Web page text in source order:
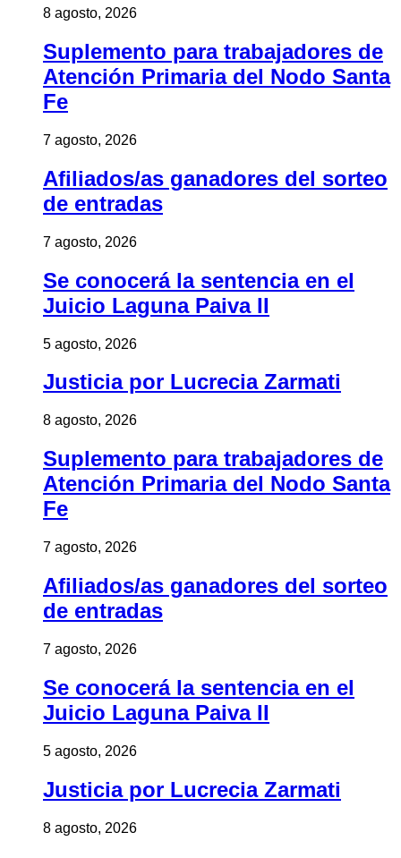
8 agosto, 2026
Suplemento para trabajadores de
Atención Primaria del Nodo Santa
Fe
7 agosto, 2026
Afiliados/as ganadores del sorteo
de entradas
7 agosto, 2026
Se conocerá la sentencia en el
Juicio Laguna Paiva II
5 agosto, 2026
Justicia por Lucrecia Zarmati
8 agosto, 2026
Suplemento para trabajadores de
Atención Primaria del Nodo Santa
Fe
7 agosto, 2026
Afiliados/as ganadores del sorteo
de entradas
7 agosto, 2026
Se conocerá la sentencia en el
Juicio Laguna Paiva II
5 agosto, 2026
Justicia por Lucrecia Zarmati
8 agosto, 2026